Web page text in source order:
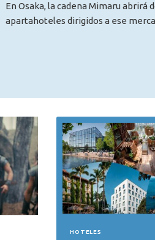
En Osaka, la cadena Mimaru abrirá
apartahoteles dirigidos a ese
HOTELES